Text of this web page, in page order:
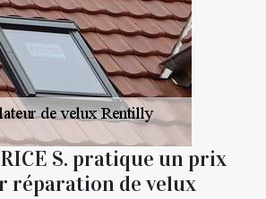
S. pratique un prix
réparation de velux